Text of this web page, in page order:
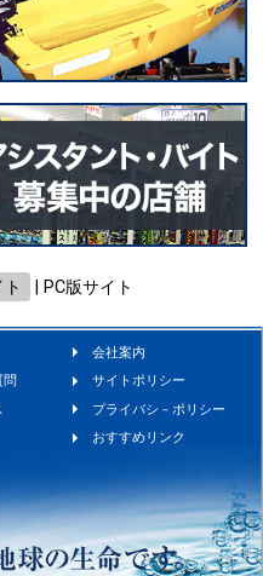
PC版サイト
会社案内
問
サイトポリシー
プライバシ－ポリシー
おすすめリンク